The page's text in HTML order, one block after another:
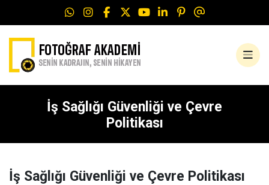
iş sağlığı güvenliği
İş Sağlığı Güvenliği ve Çevre
Politikası
İş Sağlığı Güvenliği ve Çevre Politikası